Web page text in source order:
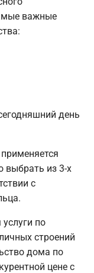
важные
день
выбрать из 3-х
с
по
строений
дома по
цене с